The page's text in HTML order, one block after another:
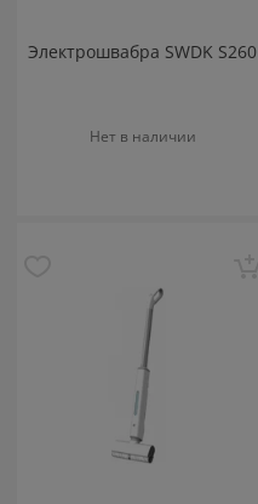
Электрошвабра SWDK S260
Нет в наличии